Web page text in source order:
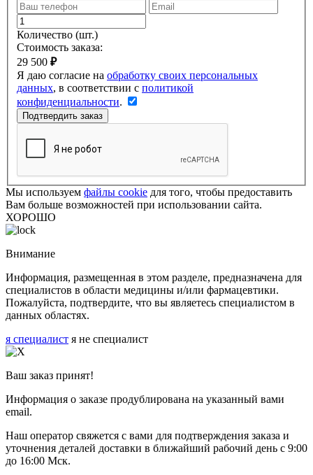
Количество (шт.)
Стоимость заказа:
29 500 ₽
Я даю согласие на обработку своих персональных
данных, в соответствии с политикой
конфиденциальности.
Мы используем файлы cookie для того, чтобы предоставить
Вам больше возможностей при использовании сайта.
ХОРОШО
Внимание
Информация, размещенная в этом разделе, предназначена для
специалистов в области медицины и/или фармацевтики.
Пожалуйста, подтвердите, что вы являетесь специалистом в
данных областях.
я специалист я не специалист
Ваш заказ принят!
Информация о заказе продублирована на указанный вами
email.
Наш оператор свяжется с вами для подтверждения заказа и
уточнения деталей доставки в ближайший рабочий день с 9:00
до 16:00 Мск.